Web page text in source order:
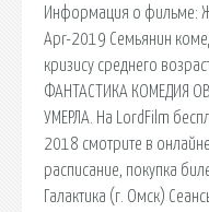
Информация о фильме:
Apr-2019 Семьянин
кризису среднего
ФАНТАСТИКА КОМЕДИЯ
УМЕРЛА. На LordFilm
2018 смотрите в
расписание, покупка
Галактика (г. Омск)